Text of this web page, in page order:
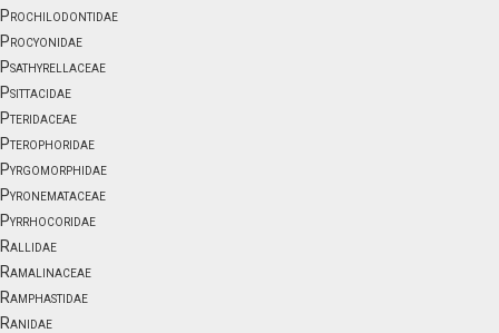
Prochilodontidae
Procyonidae
Psathyrellaceae
Psittacidae
Pteridaceae
Pterophoridae
Pyrgomorphidae
Pyronemataceae
Pyrrhocoridae
Rallidae
Ramalinaceae
Ramphastidae
Ranidae